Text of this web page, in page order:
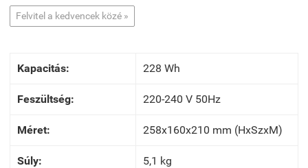
Felvitel a kedvencek közé »
Kapacitás: 228 Wh
Feszültség: 220-240 V 50Hz
Méret: 258x160x210 mm (HxSzxM)
Súly: 5,1 kg